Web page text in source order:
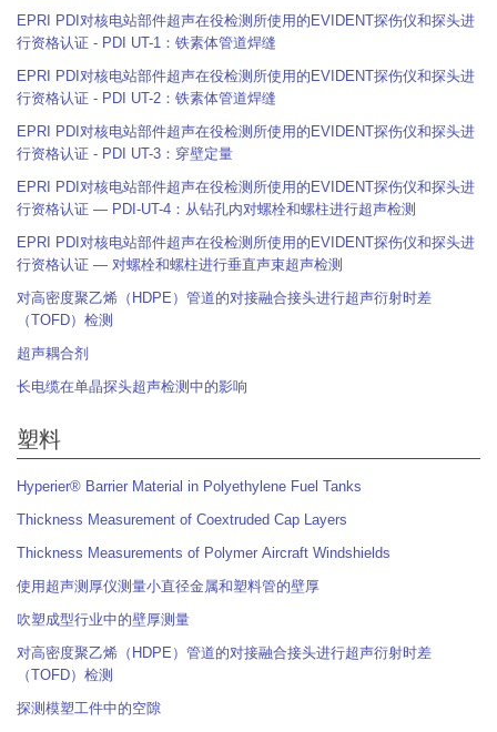
EPRI PDI对核电站部件超声在役检测所使用的EVIDENT探伤仪和探头进
行资格认证 - PDI UT-1：铁素体管道焊缝
EPRI PDI对核电站部件超声在役检测所使用的EVIDENT探伤仪和探头进
行资格认证 - PDI UT-2：铁素体管道焊缝
EPRI PDI对核电站部件超声在役检测所使用的EVIDENT探伤仪和探头进
行资格认证 - PDI UT-3：穿壁定量
EPRI PDI对核电站部件超声在役检测所使用的EVIDENT探伤仪和探头进
行资格认证 — PDI-UT-4：从钻孔内对螺栓和螺柱进行超声检测
EPRI PDI对核电站部件超声在役检测所使用的EVIDENT探伤仪和探头进
行资格认证 — 对螺栓和螺柱进行垂直声束超声检测
对高密度聚乙烯（HDPE）管道的对接融合接头进行超声衍射时差
（TOFD）检测
超声耦合剂
长电缆在单晶探头超声检测中的影响
塑料
Hyperier® Barrier Material in Polyethylene Fuel Tanks
Thickness Measurement of Coextruded Cap Layers
Thickness Measurements of Polymer Aircraft Windshields
使用超声测厚仪测量小直径金属和塑料管的壁厚
吹塑成型行业中的壁厚测量
对高密度聚乙烯（HDPE）管道的对接融合接头进行超声衍射时差
（TOFD）检测
探测模塑工件中的空隙